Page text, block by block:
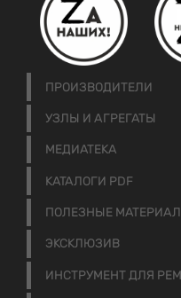
ПРОИЗВОДИТЕЛИ
УЗЛЫ И АГРЕГАТЫ
МЕДИАТЕКА
КАТАЛОГИ PDF
ПОЛЕЗНЫЕ
ЭКСКЛЮЗИВ
ИНСТРУМЕНТ ДЛЯ